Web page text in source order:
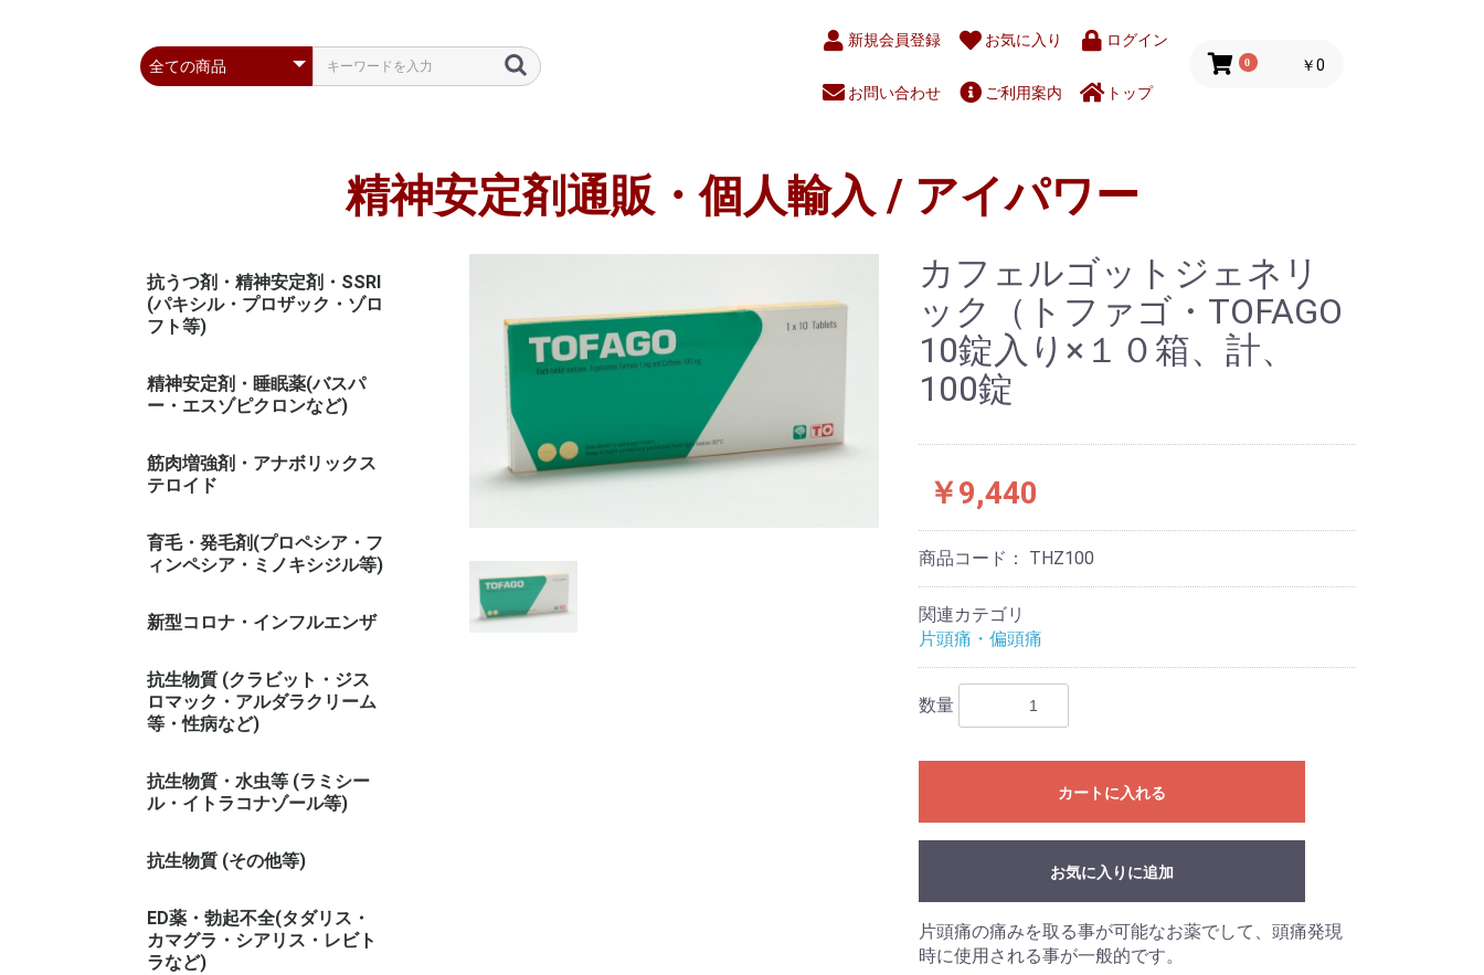
新規会員登録 お気に入り ログイン
お問い合わせ ご利用案内 トップ
0 ￥0
精神安定剤通販・個人輸入 / アイパワー
抗うつ剤・精神安定剤・SSRI
(パキシル・プロザック・ゾロ
フト等)
精神安定剤・睡眠薬(バスパ
ー・エスゾピクロンなど)
筋肉増強剤・アナボリックス
テロイド
育毛・発毛剤(プロペシア・フ
ィンペシア・ミノキシジル等)
新型コロナ・インフルエンザ
抗生物質 (クラビット・ジス
ロマック・アルダラクリーム
等・性病など)
抗生物質・水虫等 (ラミシー
ル・イトラコナゾール等)
抗生物質 (その他等)
ED薬・勃起不全(タダリス・
カマグラ・シアリス・レビト
ラなど)
カフェルゴットジェネリ
ック（トファゴ・TOFAGO
10錠入り×１０箱、計、
100錠
￥9,440
商品コード： THZ100
関連カテゴリ
片頭痛・偏頭痛
数量
カートに入れる
お気に入りに追加
片頭痛の痛みを取る事が可能なお薬でして、頭痛発現
時に使用される事が一般的です。